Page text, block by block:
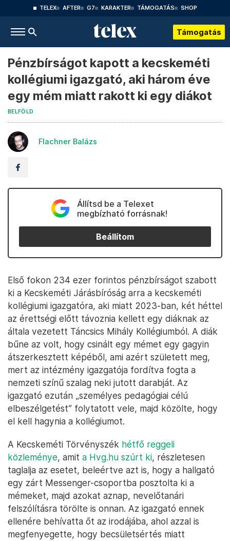
TELEX AFTER G7 KARAKTER TÁMOGATÁS SHOP
Támogatás
Pénzbírságot kapott a kecskeméti
kollégiumi igazgató, aki három éve
egy mém miatt rakott ki egy diákot
BELFÖLD
Flachner Balázs
Állítsd be a Telexet
megbízható forrásnak!
Beállítom
Első fokon 234 ezer forintos pénzbírságot szabott
ki a Kecskeméti Járásbíróság arra a kecskeméti
kollégiumi igazgatóra, aki miatt 2023-ban, két héttel
az érettségi előtt távoznia kellett egy diáknak az
általa vezetett Táncsics Mihály Kollégiumból. A diák
bűne az volt, hogy csinált egy mémet egy gagyin
átszerkesztett képéből, ami azért született meg,
mert az intézmény igazgatója fordítva fogta a
nemzeti színű szalag neki jutott darabját. Az
igazgató ezután „személyes pedagógiai célú
elbeszélgetést” folytatott vele, majd közölte, hogy
el kell hagynia a kollégiumot.
A Kecskeméti Törvényszék hétfő reggeli
közleménye, amit a Hvg.hu szúrt ki, részletesen
taglalja az esetet, beleértve azt is, hogy a hallgató
egy zárt Messenger-csoportba posztolta ki a
mémeket, majd azokat aznap, nevelőtanári
felszólításra törölte is onnan. Az igazgató ennek
ellenére behívatta őt az irodájába, ahol azzal is
megfenyegette, hogy becsületsértés miatt